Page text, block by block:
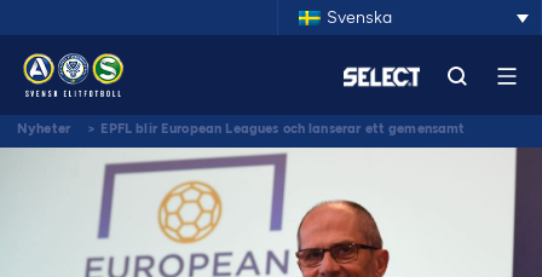
Svenska
Nyheter > EPFL blir European Leagues och lanserar ett gemensamt
manifest för alla medlemsligor